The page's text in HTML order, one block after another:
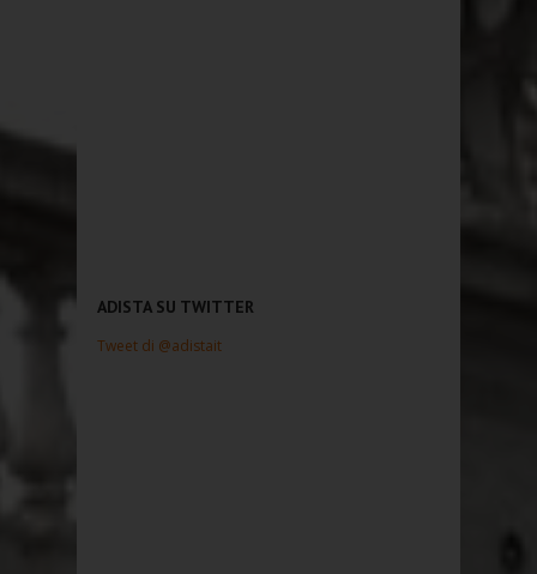
ADISTA SU TWITTER
Tweet di @adistait